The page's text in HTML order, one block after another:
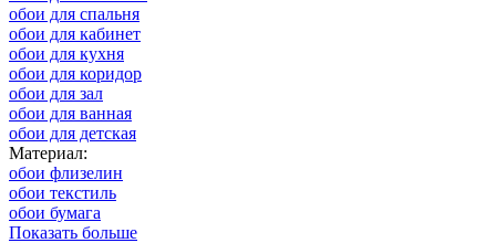
обои для спальня
обои для кабинет
обои для кухня
обои для коридор
обои для зал
обои для ванная
обои для детская
Материал:
обои флизелин
обои текстиль
обои бумага
Показать больше